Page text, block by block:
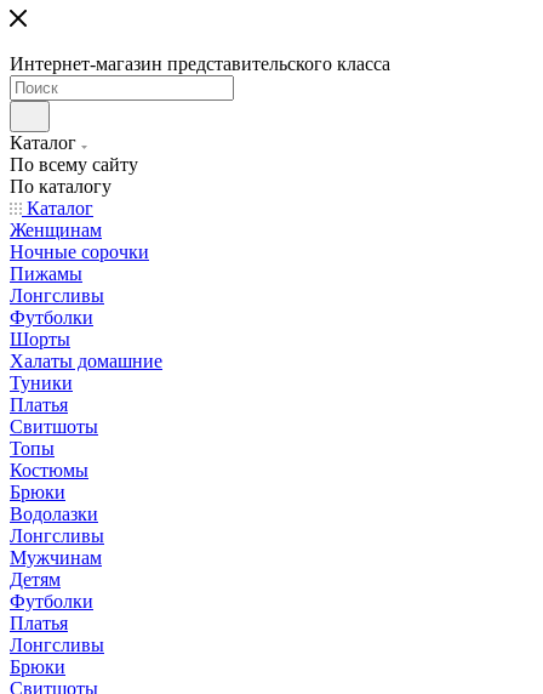
Интернет-магазин представительского класса
Каталог
По всему сайту
По каталогу
Каталог
Женщинам
Ночные сорочки
Пижамы
Лонгсливы
Футболки
Шорты
Халаты домашние
Туники
Платья
Свитшоты
Топы
Костюмы
Брюки
Водолазки
Лонгсливы
Мужчинам
Детям
Футболки
Платья
Лонгсливы
Брюки
Свитшоты